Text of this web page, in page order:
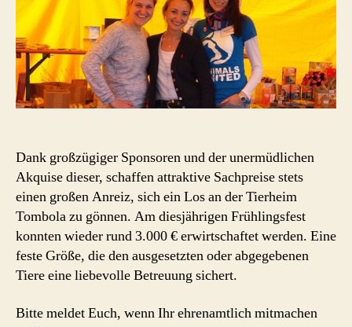
Dank großzügiger Sponsoren und der unermüdlichen
Akquise dieser, schaffen attraktive Sachpreise stets
einen großen Anreiz, sich ein Los an der Tierheim
Tombola zu gönnen. Am diesjährigen Frühlingsfest
konnten wieder rund 3.000 € erwirtschaftet werden. Eine
feste Größe, die den ausgesetzten oder abgegebenen
Tiere eine liebevolle Betreuung sichert.
Bitte meldet Euch, wenn Ihr ehrenamtlich mitmachen